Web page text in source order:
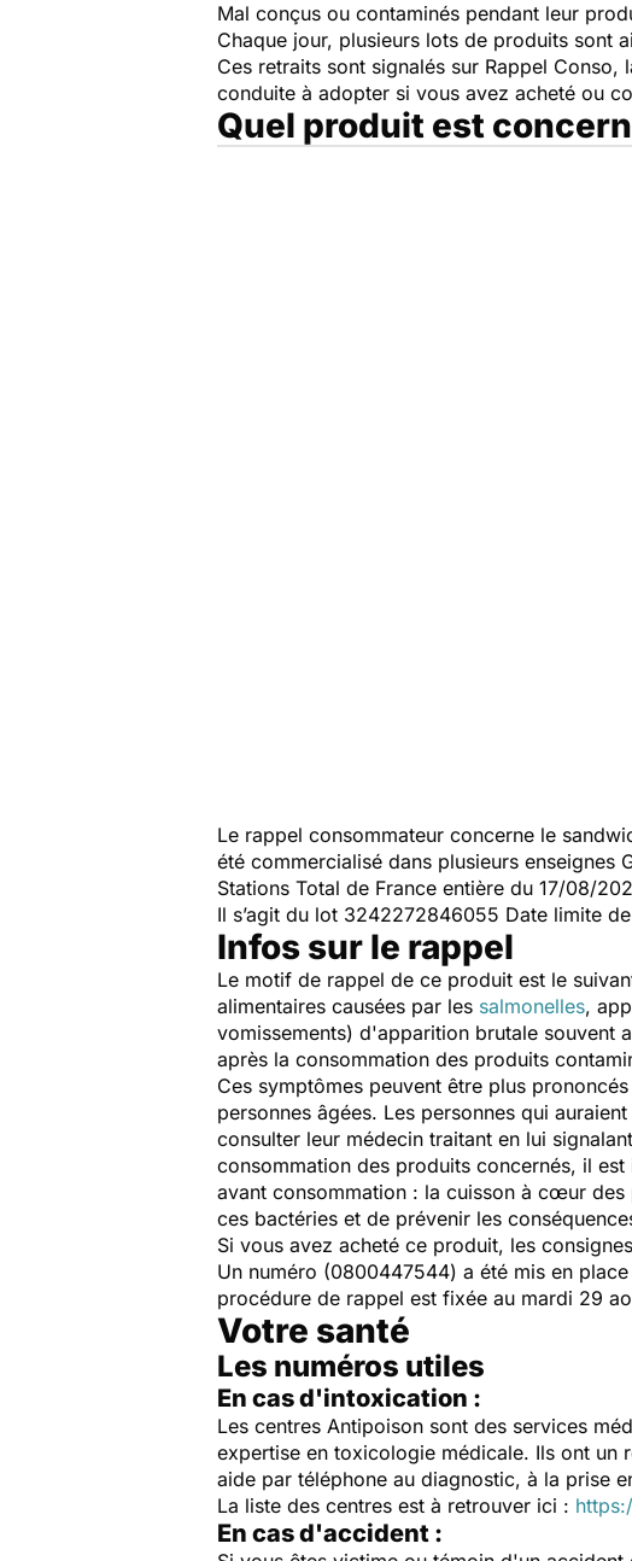
Mal conçus ou contaminés pendant leur
Chaque jour, plusieurs lots de produits sont
Ces retraits sont signalés sur Rappel
conduite à adopter si vous avez acheté ou
Quel produit est
Le rappel consommateur concerne le
été commercialisé dans plusieurs enseignes
Stations Total de France entière du 17/08/
Il s’agit du lot 3242272846055 Date limite
Infos sur le rappel
Le motif de rappel de ce produit est le
alimentaires causées par les salmonelles,
vomissements) d'apparition brutale souvent
après la consommation des produits
Ces symptômes peuvent être plus
personnes âgées. Les personnes qui
consulter leur médecin traitant en lui
consommation des produits concernés, il
avant consommation : la cuisson à cœur
ces bactéries et de prévenir les
Si vous avez acheté ce produit, les
Un numéro (0800447544) a été mis en
procédure de rappel est fixée au mardi 29
Votre santé
Les numéros utiles
En cas d'intoxication :
Les centres Antipoison sont des services
expertise en toxicologie médicale. Ils ont un
aide par téléphone au diagnostic, à la prise
La liste des centres est à retrouver ici :
En cas d'accident :